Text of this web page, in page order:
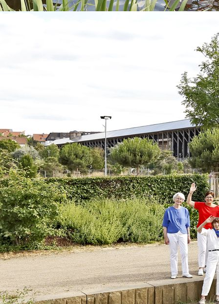
Wanderung 2024 A © MGV LT 1836